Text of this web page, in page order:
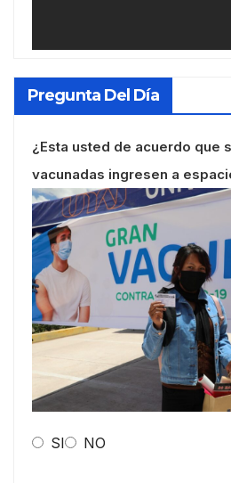
Pregunta Del Día
¿Esta usted de acuerdo que
vacunadas ingresen a
SI NO